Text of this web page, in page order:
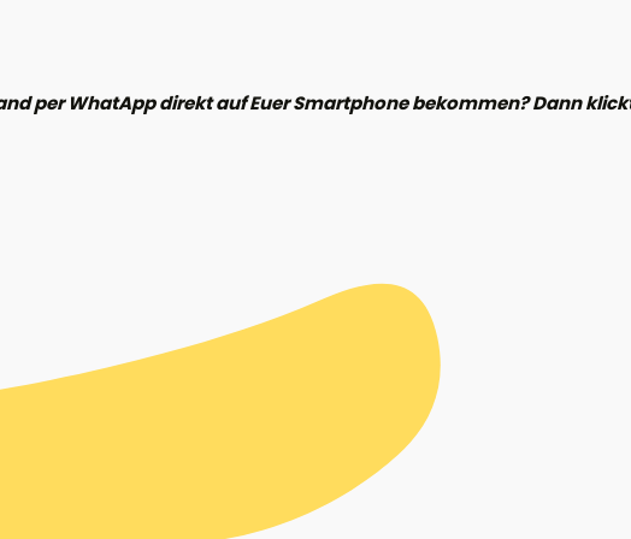
per WhatApp direkt auf Euer Smartphone bekommen? Dann